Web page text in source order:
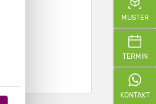
MUSTER
TERMIN
KONTAKT